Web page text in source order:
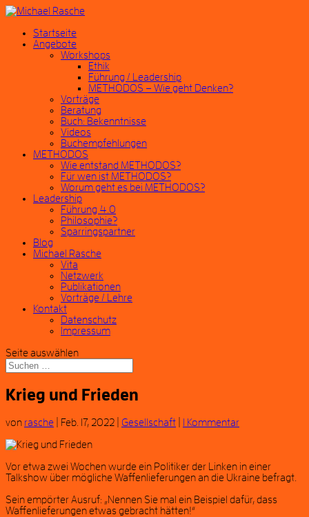
Startseite
Angebote
Workshops
Ethik
Führung / Leadership
METHODOS – Wie geht Denken?
Vorträge
Beratung
Buch: Bekenntnisse
Videos
Buchempfehlungen
METHODOS
Wie entstand METHODOS?
Für wen ist METHODOS?
Worum geht es bei METHODOS?
Leadership
Führung 4.0
Philosophie?
Sparringspartner
Blog
Michael Rasche
Vita
Netzwerk
Publikationen
Vorträge / Lehre
Kontakt
Datenschutz
Impressum
Seite auswählen
Krieg und Frieden
von rasche Feb. 17, 2022 Gesellschaft 1 Kommentar
Vor etwa zwei Wochen wurde ein Politiker der Linken in einer
Talkshow über mögliche Waffenlieferungen an die Ukraine befragt.
Sein empörter Ausruf: „Nennen Sie mal ein Beispiel dafür, dass
Waffenlieferungen etwas gebracht hätten!“